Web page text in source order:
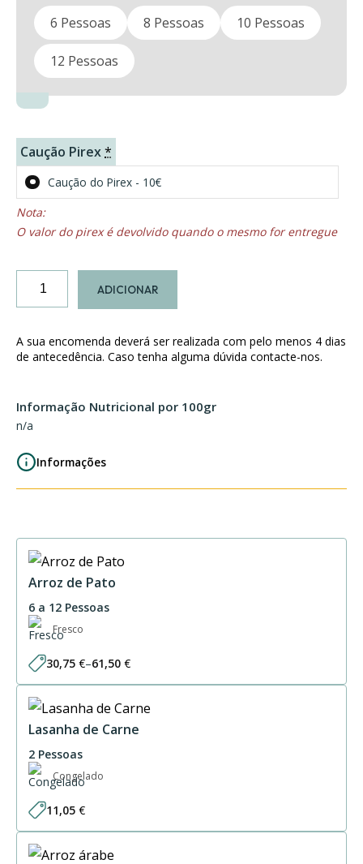
6 Pessoas
8 Pessoas 10 Pessoas
12 Pessoas
Caução Pirex*
Caução do Pirex - 10€
O valor do pirex é devolvido quando o mesmo for entregue
Quantidade
Recheadas
ADICIONAR
A sua encomenda deverá ser realizada com pelo menos 4 dias
de antecedência. Caso tenha alguma dúvida contacte-nos.
Informação Nutricional por 100gr
n/a
Informações
Arroz de Pato
6 a 12 Pessoas
Fresco
30,75 €–61,50 €
Price
range:
through
61,50 €
Lasanha de Carne
2 Pessoas
Congelado
11,05 €